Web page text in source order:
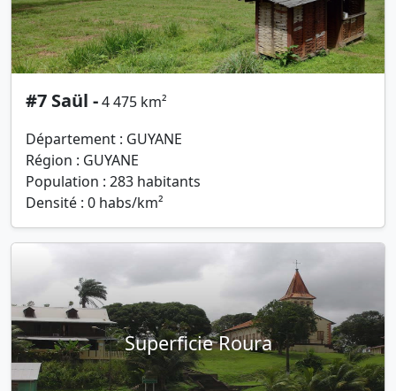
#7 Saül -4 475 km²
Département : GUYANE
Région : GUYANE
Population : 283 habitants
Densité : 0 habs/km²
Superficie Roura